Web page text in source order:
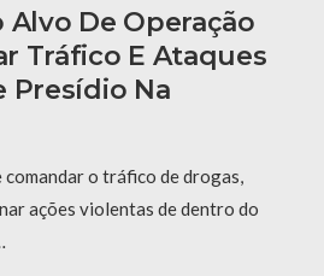
Alvo De Operação
Tráfico E Ataques
Presídio Na
o tráfico de drogas,
ações violentas de dentro do